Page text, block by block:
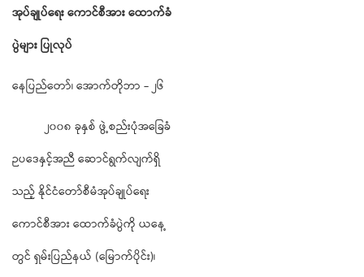
အုပ်ချုပ်ရေးကောင်စီအားထောက်ခံ
ပွဲများပြုလုပ်
နေပြည်တော်၊ အောက်တိုဘာ - ၂၆
၂၀၀၈ ခုနှစ် ဖွဲ့စည်းပုံအခြေခံ
ဉပဒေနှင့်အညီ ဆောင်ရွက်လျက်ရှိ
သည့် နိုင်ငံတော်စီမံအုပ်ချုပ်ရေး
ကောင်စီအား ထောက်ခံပွဲကို ယနေ့
တွင် ရှမ်းပြည်နယ် (မြောက်ပိုင်း)၊